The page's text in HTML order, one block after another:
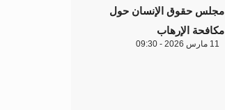
مجلس حقوق الإنسان حول
مكافحة الإرهاب
11 مارس 2026 - 09:30